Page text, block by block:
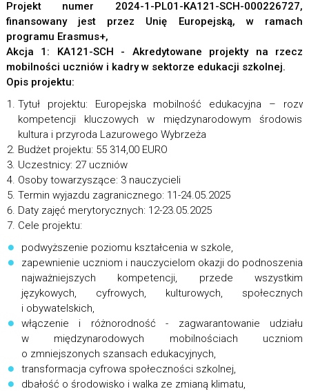
Projekt numer 2024-1-PL01-KA121-SCH-000226727,
finansowany jest przez Unię Europejską, w ramach
programu Erasmus+,
Akcja 1: KA121-SCH - Akredytowane projekty na rzecz
mobilności uczniów i kadry w sektorze edukacji szkolnej.
Opis projektu:
Tytuł projektu: Europejska mobilność edukacyjna –
kompetencji kluczowych w międzynarodowym
kultura i przyroda Lazurowego Wybrzeża
Budżet projektu: 55 314,00 EURO
Uczestnicy: 27 uczniów
Osoby towarzyszące: 3 nauczycieli
Termin wyjazdu zagranicznego: 11-24.05.2025
Daty zajęć merytorycznych: 12-23.05.2025
Cele projektu:
podwyższenie poziomu kształcenia w szkole,
zapewnienie uczniom i nauczycielom okazji do podnoszenia
najważniejszych kompetencji, przede wszystkim
językowych, cyfrowych, kulturowych, społecznych
i obywatelskich,
włączenie i różnorodność - zagwarantowanie udziału
w międzynarodowych mobilnościach uczniom
o zmniejszonych szansach edukacyjnych,
transformacja cyfrowa społeczności szkolnej,
dbałość o środowisko i walka ze zmianą klimatu,